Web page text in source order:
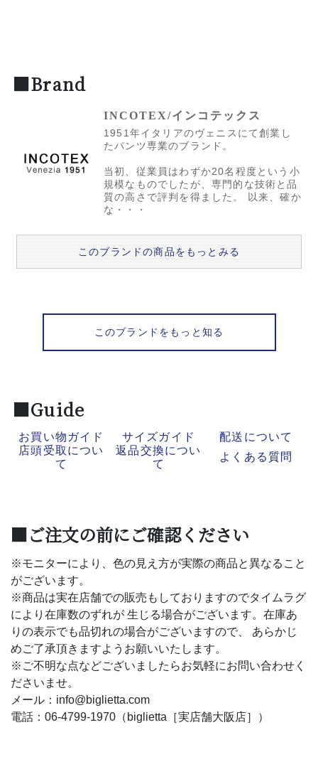
■Brand
INCOTEX/インコテックス
1951年イタリアのヴェニスにて創業し
たパンツ専業のブランド。
当初、従業員はわずか20名程度という小
規模なものでしたが、専門的な技術と品
質の高さで評判を得ました。 以来、確か
な・・・
このブランドの商品をもっとみる
このブランドをもっと知る
■Guide
お買い物ガイド サイズガイド
配送について
店頭受取につい
て
返品交換につい
て
よくある質問
■ご注文の前にご確認ください
※モニターにより、色の見え方が実際の商品と異なること
がございます。
※商品は実在店舗での販売もしておりますのでタイムラグ
により在庫数のずれが 生じる場合がございます。在庫あ
りの表示でも品切れの場合がございますので、 あらかじ
めご了承頂きますようお願いいたします。
※ご不明な点などございましたらお気軽にお問い合わせく
ださいませ。
メール：info@biglietta.com
電話：06-4799-1970（biglietta［実店舗大阪店］）